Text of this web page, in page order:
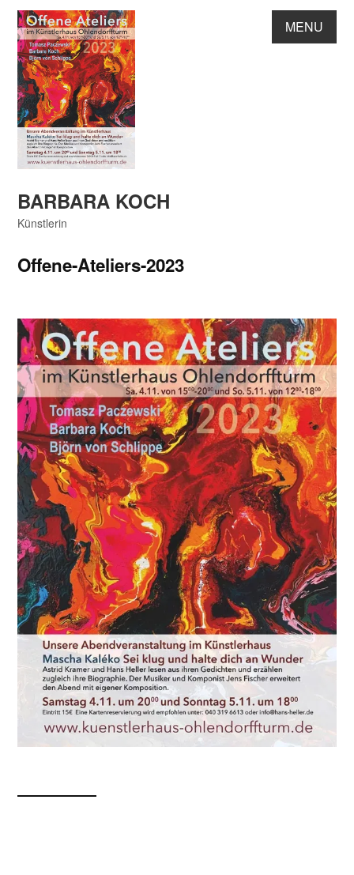
Skip
content
BARBARA KOCH
Künstlerin
MENU
Offene-Ateliers-2023